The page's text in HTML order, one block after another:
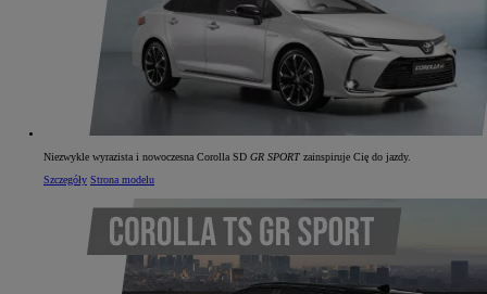
Niezwykle wyrazista i nowoczesna Corolla SD GR SPORT zainspiruje Cię do jazdy.
Szczegóły Strona modelu